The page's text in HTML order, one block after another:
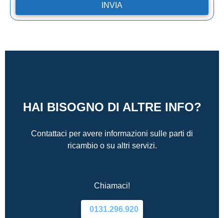
HAI BISOGNO DI ALTRE INFO?
Contattaci per avere informazioni sulle parti di
ricambio o su altri servizi.
Chiamaci!
0131.296.920